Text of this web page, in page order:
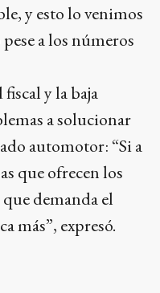
y esto lo venimos
a los números
y la baja
a solucionar
automotor: “Si a
que ofrecen los
demanda el
más”, expresó.